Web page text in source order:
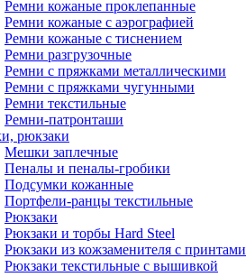
Ремни кожаные проклепанные
Ремни кожаные с аэрографией
Ремни кожаные с тиснением
Ремни разгрузочные
Ремни с пряжками металлическими
Ремни с пряжками чугунными
Ремни текстильные
Ремни-патронташи
рюкзаки
Мешки заплечные
Пеналы и пеналы-гробики
Подсумки кожанные
Портфели-ранцы текстильные
Рюкзаки
Рюкзаки и торбы Hard Steel
Рюкзаки из кожзаменителя с принтами
Рюкзаки текстильные с вышивкой